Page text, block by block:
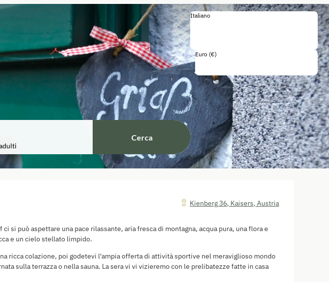
Cerca
Italiano
Euro (€)
Kienberg 36, Kaisers, Austria
si può aspettare una pace rilassante, aria fresca di montagna, acqua pura, una flora e
e un cielo stellato limpido.
ricca colazione, poi godetevi l'ampia offerta di attività sportive nel meraviglioso mondo
sulla terrazza o nella sauna. La sera vi vi vizieremo con le prelibatezze fatte in casa